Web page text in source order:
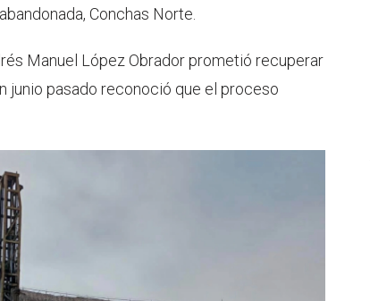
Conchas Norte.
Manuel López Obrador prometió recuperar
junio pasado reconoció que el proceso